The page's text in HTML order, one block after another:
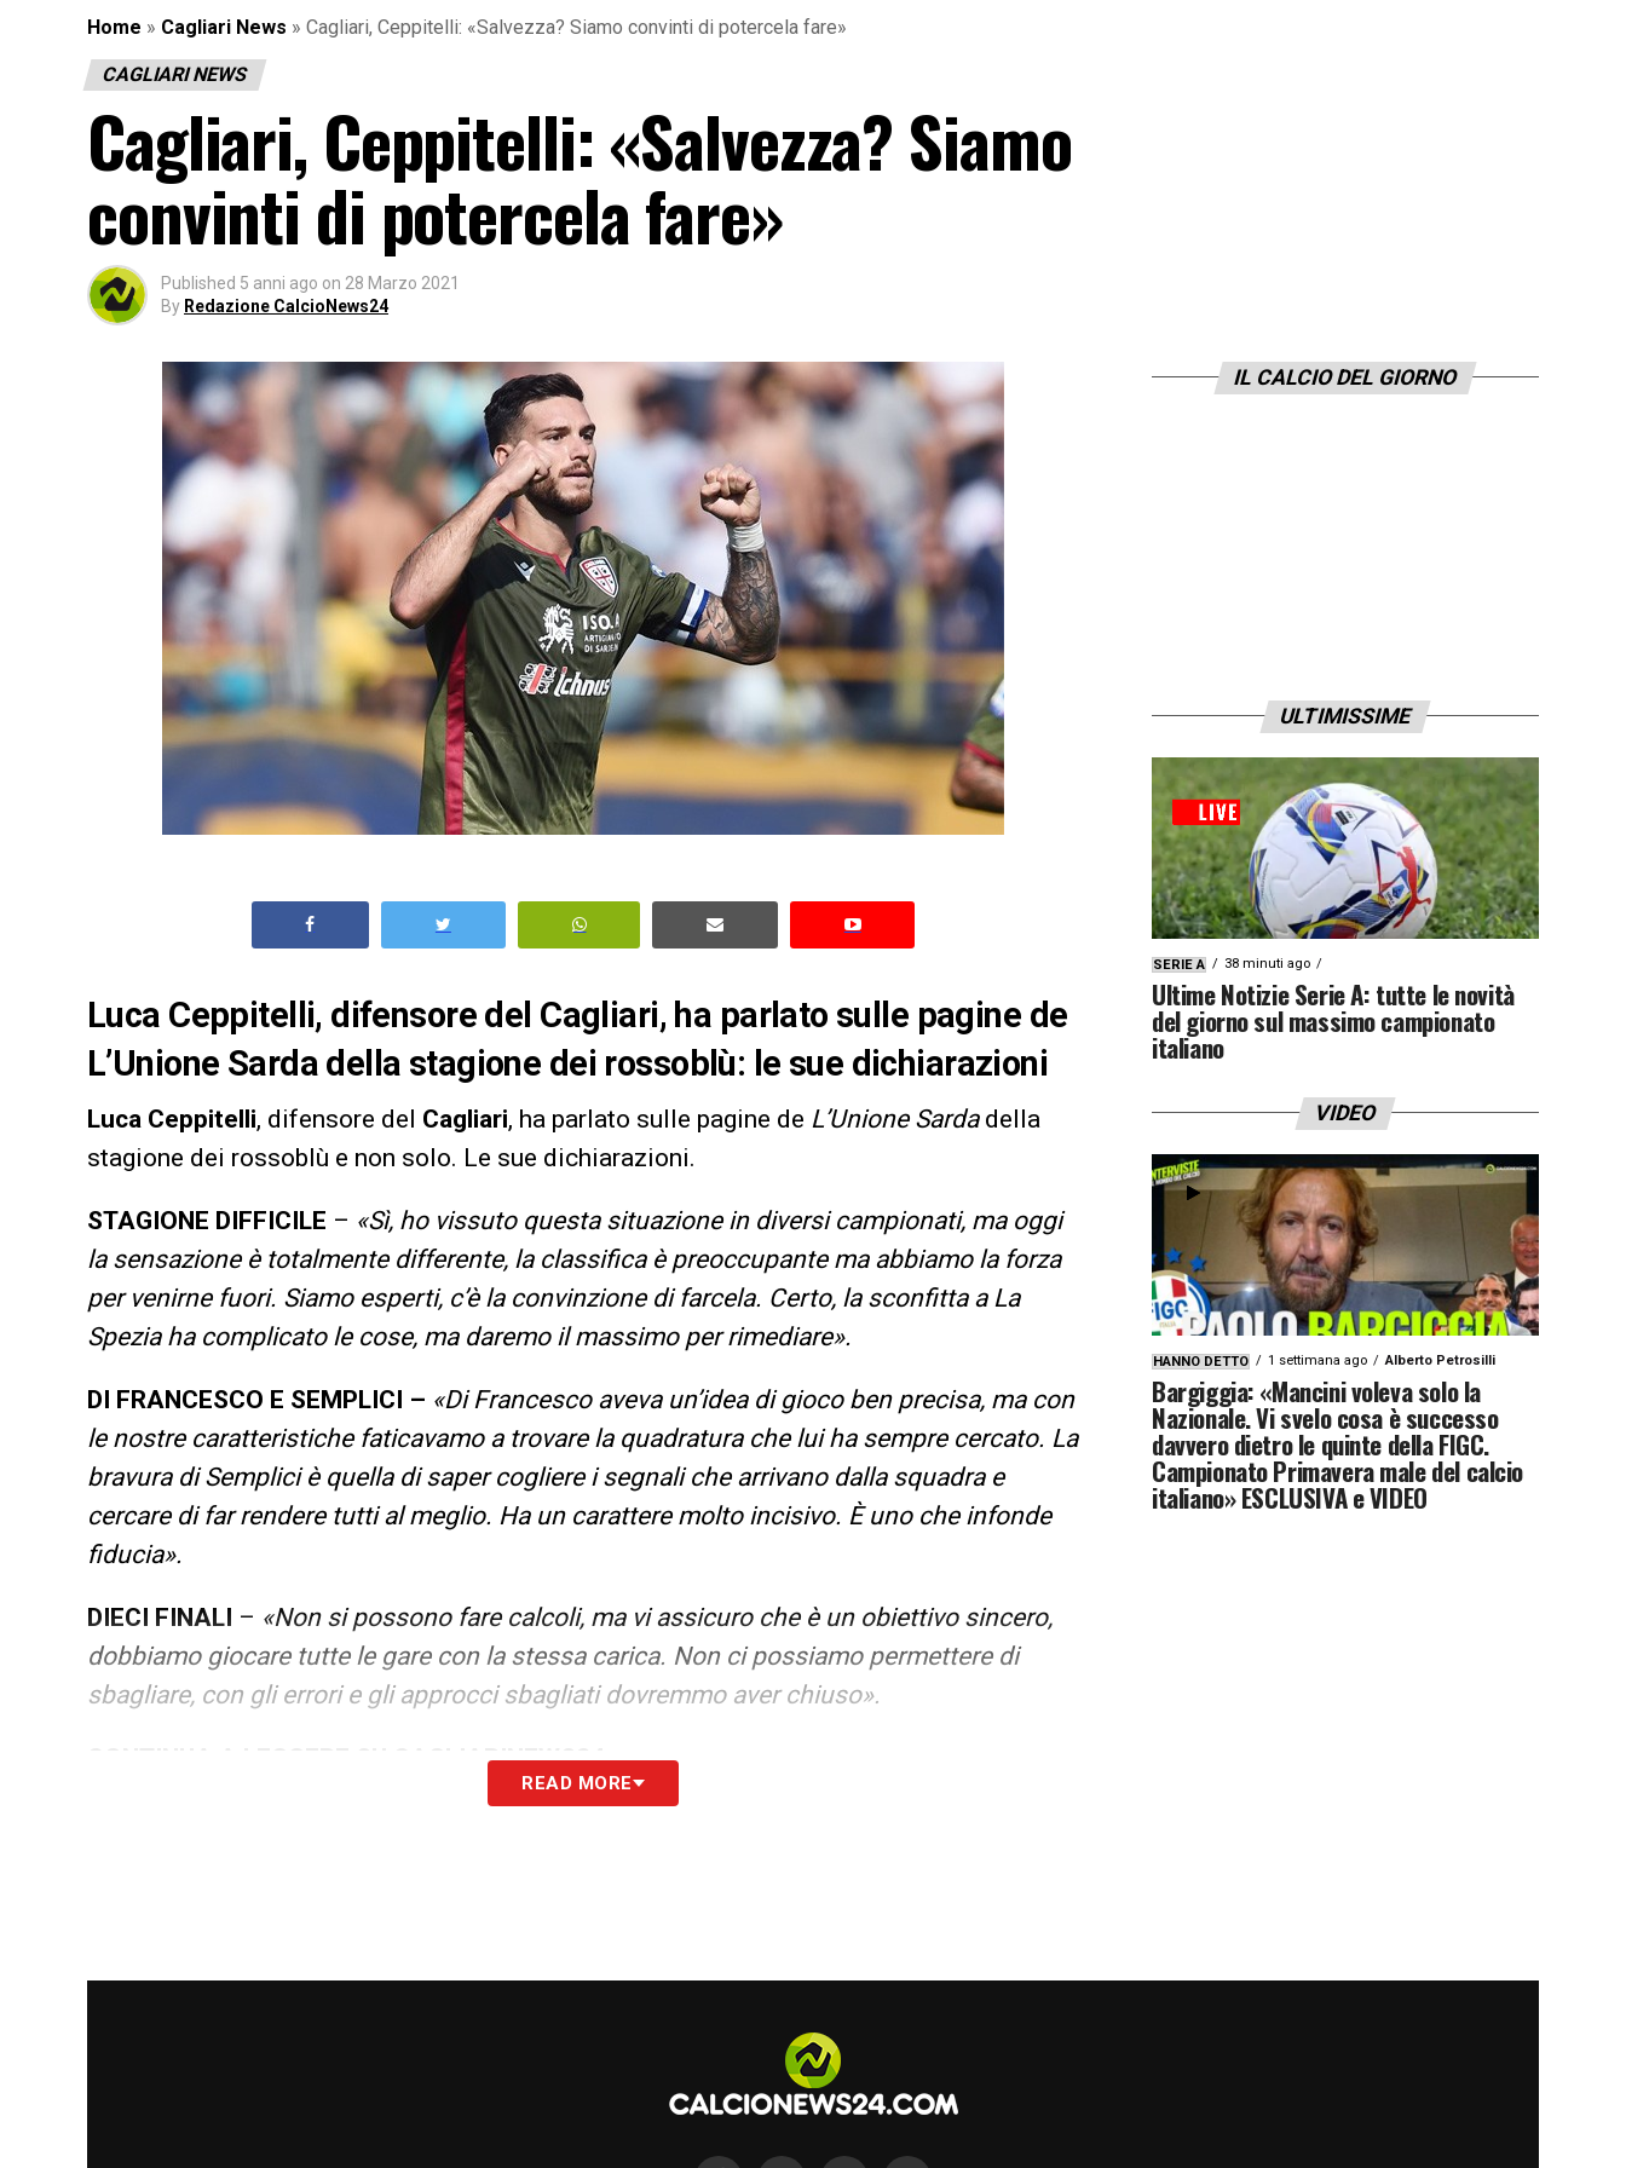
Home » Cagliari News » Cagliari, Ceppitelli: «Salvezza? Siamo convinti di potercela fare»
CAGLIARI NEWS
Cagliari, Ceppitelli: «Salvezza? Siamo
convinti di potercela fare»
Published 5 anni ago on 28 Marzo 2021
By Redazione CalcioNews24
Luca Ceppitelli, difensore del Cagliari, ha parlato sulle pagine de
L’Unione Sarda della stagione dei rossoblù: le sue dichiarazioni
Luca Ceppitelli, difensore del Cagliari, ha parlato sulle pagine de L’Unione Sardadella
stagione dei rossoblù e non solo. Le sue dichiarazioni.
STAGIONE DIFFICILE – «Sì, ho vissuto questa situazione in diversi campionati, ma oggi
la sensazione è totalmente differente, la classifica è preoccupante ma abbiamo la forza
per venirne fuori. Siamo esperti, c’è la convinzione di farcela. Certo, la sconfitta a La
Spezia ha complicato le cose, ma daremo il massimo per rimediare».
DI FRANCESCO E SEMPLICI – «Di Francesco aveva un’idea di gioco ben precisa, ma con
le nostre caratteristiche faticavamo a trovare la quadratura che lui ha sempre cercato. La
bravura di Semplici è quella di saper cogliere i segnali che arrivano dalla squadra e
cercare di far rendere tutti al meglio. Ha un carattere molto incisivo. È uno che infonde
fiducia».
DIECI FINALI – «Non si possono fare calcoli, ma vi assicuro che è un obiettivo sincero,
dobbiamo giocare tutte le gare con la stessa carica. Non ci possiamo permettere di
sbagliare, con gli errori e gli approcci sbagliati dovremmo aver chiuso».
CONTINUA A LEGGERE SU CAGLIARINEWS24
READ MORE
IL CALCIO DEL GIORNO
ULTIMISSIME
SERIE A 38 minuti ago
Ultime Notizie Serie A: tutte le novità
del giorno sul massimo campionato
italiano
VIDEO
HANNO DETTO 1 settimana ago Alberto Petrosilli
Bargiggia: «Mancini voleva solo la
Nazionale. Vi svelo cosa è successo
davvero dietro le quinte della FIGC.
Campionato Primavera male del calcio
italiano» ESCLUSIVA e VIDEO